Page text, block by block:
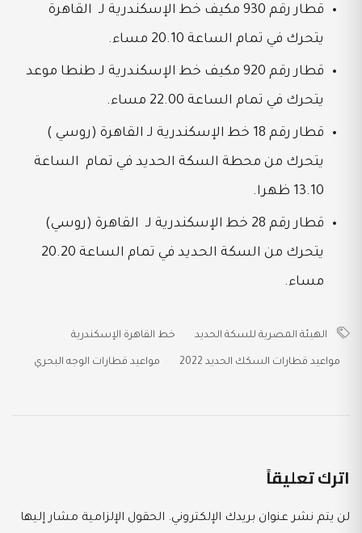
قطار رقم 930 مكيف خط الإسكندرية لـ القاهرة
يتحرك في تمام الساعة 20.10 مساء.
قطار رقم 920 مكيف خط الإسكندرية لـ طنطا موعد
يتحرك في تمام الساعة 22.00 مساء.
قطار رقم 18 خط الإسكندرية لـ القاهرة (روسي )
يتحرك من محطة السكة الحديد في تمام الساعة
13.10 ظهرا.
قطار رقم 28 خط الإسكندرية لـ القاهرة (روسي)
يتحرك من السكة الحديد في تمام الساعة 20.20
مساء.
الهيئة المصرية للسكة الحديد خط القاهرة الإسكندرية
مواعيد قطارات السكك الحديد 2022 مواعيد قطارات الوجه البحري
اترك تعليقاً
لن يتم نشر عنوان بريدك الإلكتروني. الحقول الإلزامية مشار إليها